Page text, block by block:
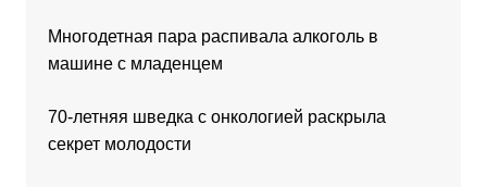
Многодетная пара распивала алкоголь в
машине с младенцем
70-летняя шведка с онкологией раскрыла
секрет молодости